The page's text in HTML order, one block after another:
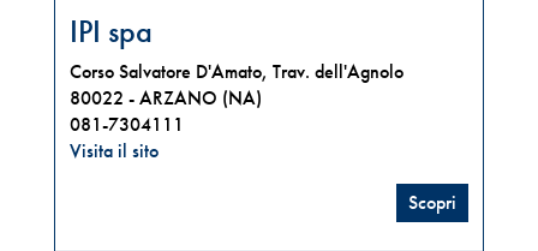
IPI spa
Corso Salvatore D'Amato, Trav. dell'Agnolo
80022 -ARZANO (NA)
081-7304111
Visita il sito
Scopri